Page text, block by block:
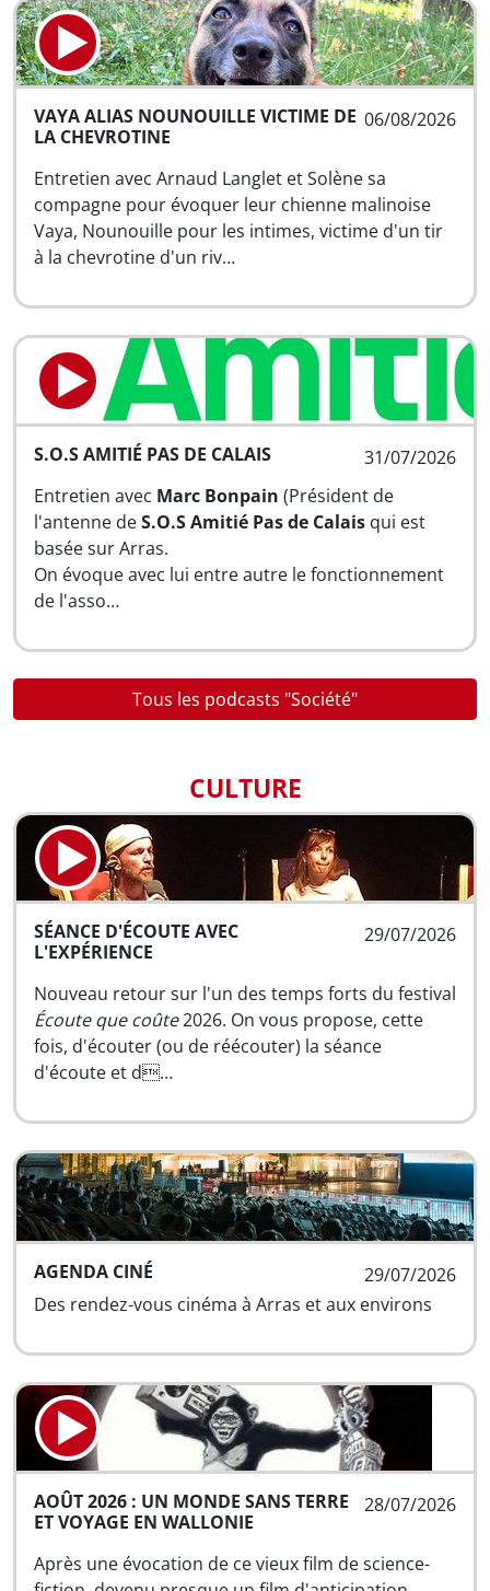
06/08/2026
VAYA ALIAS NOUNOUILLE VICTIME DE
LA CHEVROTINE
Entretien avec Arnaud Langlet et Solène sa
compagne pour évoquer leur chienne malinoise
Vaya, Nounouille pour les intimes, victime d'un tir
à la chevrotine d'un riv…
31/07/2026
S.O.S AMITIÉ PAS DE CALAIS
Entretien avec Marc Bonpain (Président de
l'antenne deS.O.S Amitié Pas de Calais qui est
basée sur Arras.
On évoque avec lui entre autre le fonctionnement
de l'asso…
Tous les podcasts "Société"
CULTURE
29/07/2026
SÉANCE D'ÉCOUTE AVEC
L'EXPÉRIENCE
Nouveau retour sur l'un des temps forts du festival
Écoute que coûte2026. On vous propose, cette
fois, d'écouter (ou de réécouter) la séance
d'écoute et d…
29/07/2026
AGENDA CINÉ
Des rendez-vous cinéma à Arras et aux environs
28/07/2026
AOÛT 2026 : UN MONDE SANS TERRE
ET VOYAGE EN WALLONIE
Après une évocation de ce vieux film de science-